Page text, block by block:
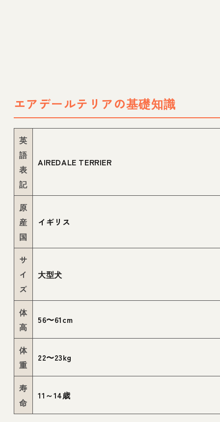
エアデールテリアの基礎知識
英
語
表
記
AIREDALE TERRIER
原
産
国
イギリス
サ
イ
ズ
大型犬
体
高
56〜61cm
体
重
22〜23kg
寿
命
11～14歳